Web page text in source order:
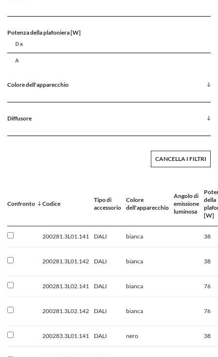
Potenza della plafoniera [W]
Colore dell'apparecchio
Diffusore
CANCELLA I FILTRI
Confronto Codice
Tipo di
accessorio
Colore
dell'apparecchio
Angolo di
emissione
luminosa
della
[W]
200281.3L01.141 DALI bianca 38
200281.3L01.142 DALI bianca 38
200281.3L02.141 DALI bianca 76
200281.3L02.142 DALI bianca 76
200283.3L01.141 DALI nero 38